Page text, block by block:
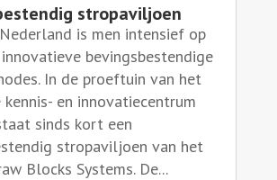
stropaviljoen
is men intensief op
bevingsbestendige
In de proeftuin van het
kennis- en innovatiecentrum
sinds kort een
stropaviljoen van het
Blocks Systems. De...